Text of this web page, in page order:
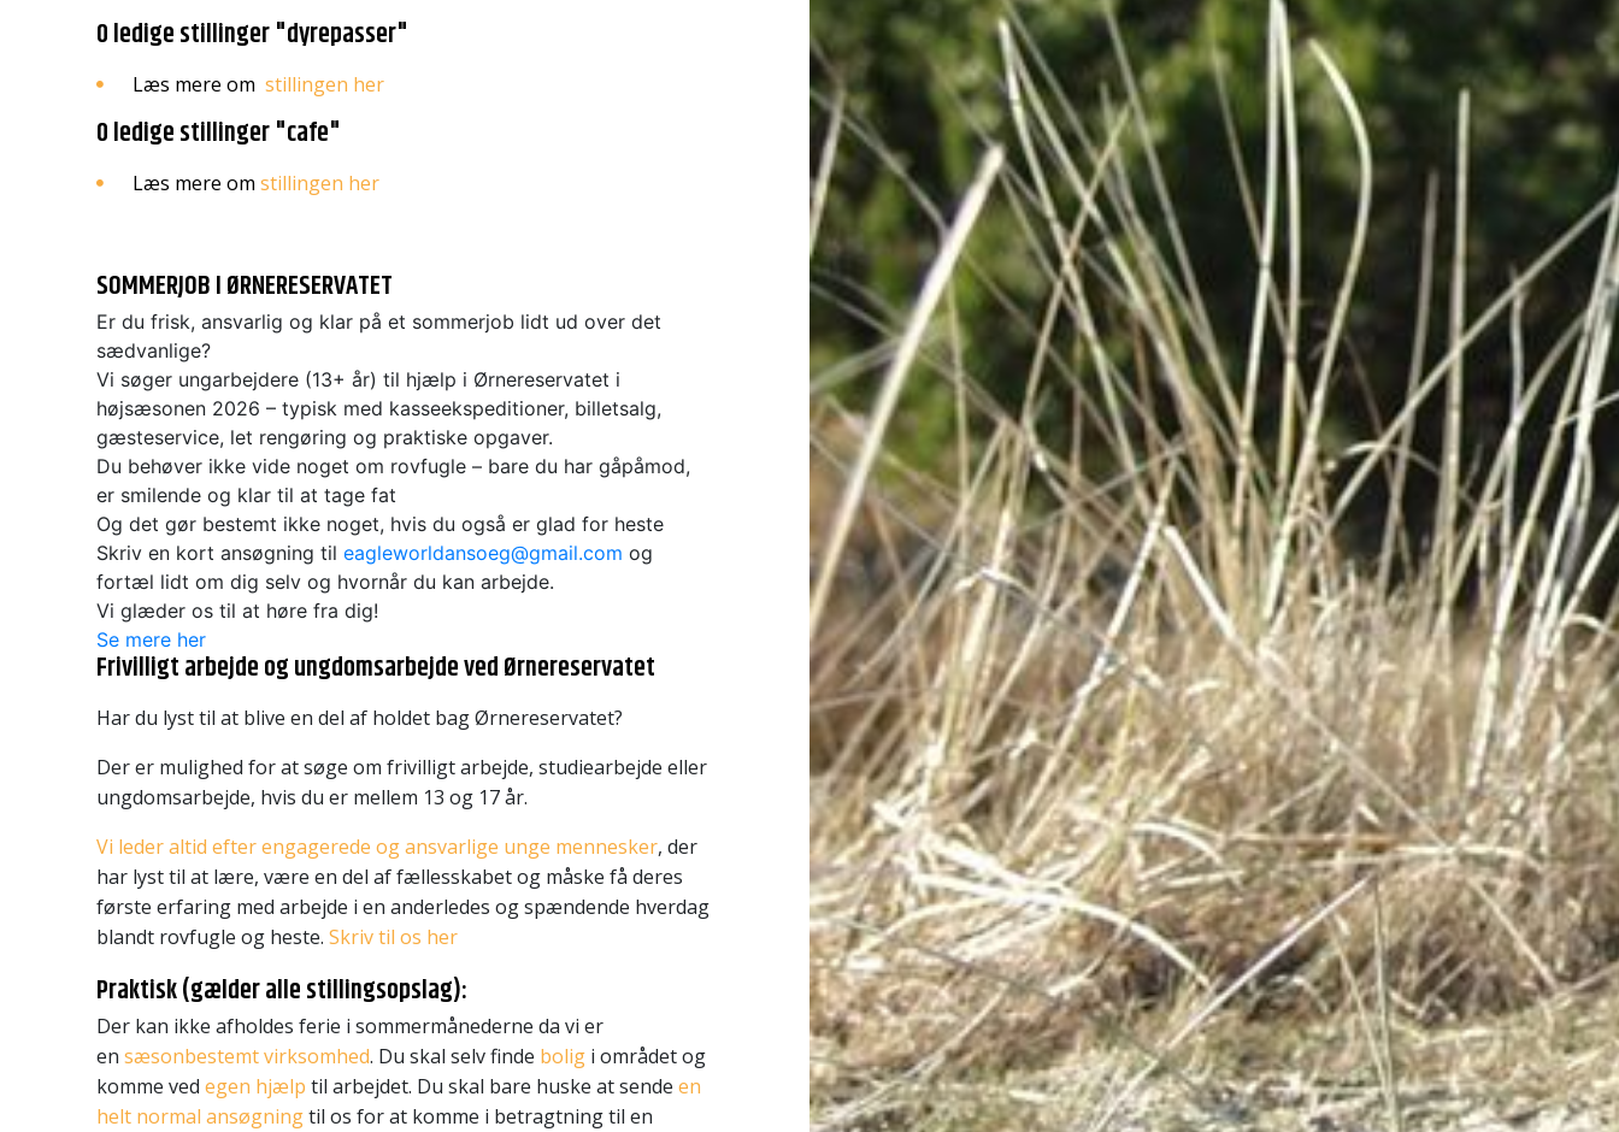
0 ledige stillinger "dyrepasser"
Læs mere om stillingen her
0 ledige stillinger "cafe"
Læs mere om stillingen her
SOMMERJOB I ØRNERESERVATET
Er du frisk, ansvarlig og klar på et sommerjob lidt ud over det
sædvanlige?
Vi søger ungarbejdere (13+ år) til hjælp i Ørnereservatet i
højsæsonen 2026 – typisk med kasseekspeditioner, billetsalg,
gæsteservice, let rengøring og praktiske opgaver.
Du behøver ikke vide noget om rovfugle – bare du har gåpåmod,
er smilende og klar til at tage fat
Og det gør bestemt ikke noget, hvis du også er glad for heste
Skriv en kort ansøgning til eagleworldansoeg@gmail.com og
fortæl lidt om dig selv og hvornår du kan arbejde.
Vi glæder os til at høre fra dig!
Se mere her
Frivilligt arbejde og ungdomsarbejde ved Ørnereservatet
Har du lyst til at blive en del af holdet bag Ørnereservatet?
Der er mulighed for at søge om frivilligt arbejde, studiearbejde eller
ungdomsarbejde, hvis du er mellem 13 og 17 år.
Vi leder altid efter engagerede og ansvarlige unge mennesker, der
har lyst til at lære, være en del af fællesskabet og måske få deres
første erfaring med arbejde i en anderledes og spændende hverdag
blandt rovfugle og heste. Skriv til os her
Praktisk (gælder alle stillingsopslag):
Der kan ikke afholdes ferie i sommermånederne da vi er
en sæsonbestemt virksomhed. Du skal selv finde bolig i området og
komme ved egen hjælp til arbejdet. Du skal bare huske at sende en
helt normal ansøgningtil os for at komme i betragtning til en